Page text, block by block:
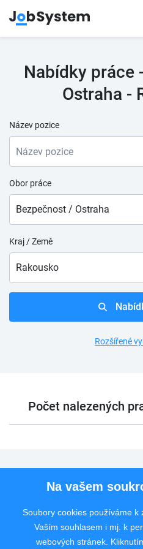
Nabídky práce
Ostraha -
Název pozice
Obor práce
Bezpečnost / Ostraha
Kraj / Země
Rakousko
Rozšířené
Počet nalezených
Pro uchazeče
Rychlý kontakt
Na vašem
Soubory cookies používáme k
Vaším souhlasem i mj. k
webových stránek.